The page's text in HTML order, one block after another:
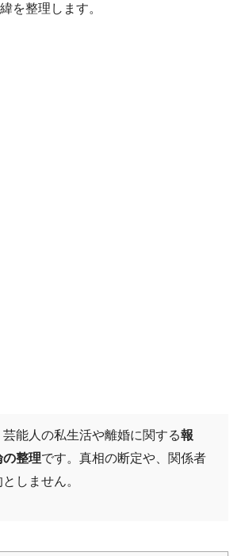
を整理します。
能人の私生活や離婚に関する報
整理です。真相の断定や、関係者
しません。